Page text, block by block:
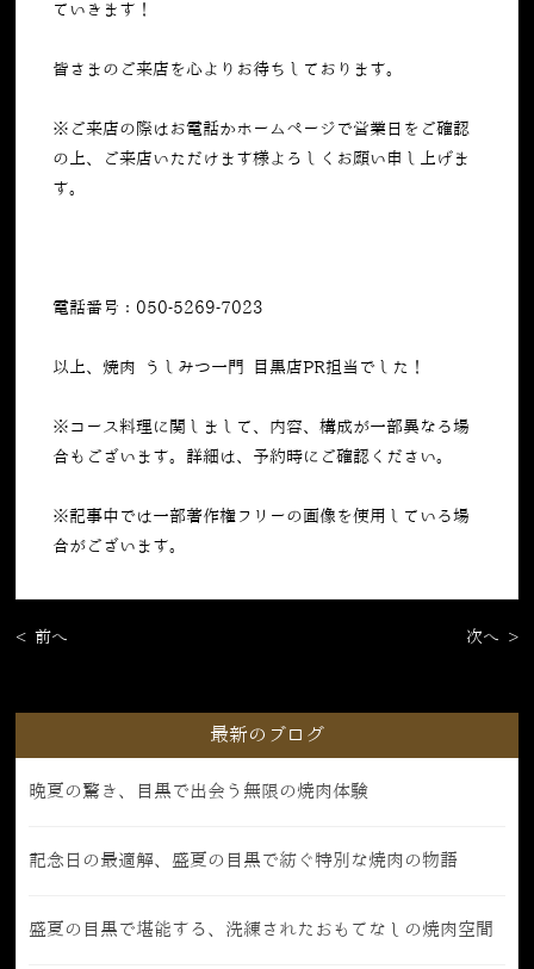
ていきます！
皆さまのご来店を心よりお待ちしております。
※ご来店の際はお電話かホームページで営業日をご確認
の上、ご来店いただけます様よろしくお願い申し上げま
す。
電話番号：050-5269-7023
以上、焼肉 うしみつ一門 目黒店PR担当でした！
※コース料理に関しまして、内容、構成が一部異なる場
合もございます。詳細は、予約時にご確認ください。
※記事中では一部著作権フリーの画像を使用している場
合がございます。
< 前へ 次へ >
最新のブログ
晩夏の驚き、目黒で出会う無限の焼肉体験
記念日の最適解、盛夏の目黒で紡ぐ特別な焼肉の物語
盛夏の目黒で堪能する、洗練されたおもてなしの焼肉空間